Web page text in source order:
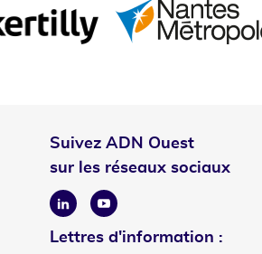
Suivez ADN Ouest
sur les réseaux sociaux
LinkedinYoutube
Lettres d'information :